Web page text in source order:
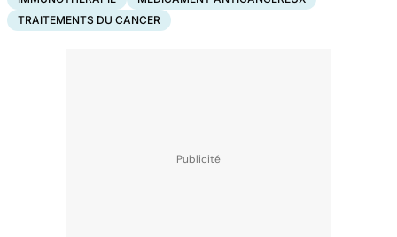
TRAITEMENTS DU CANCER